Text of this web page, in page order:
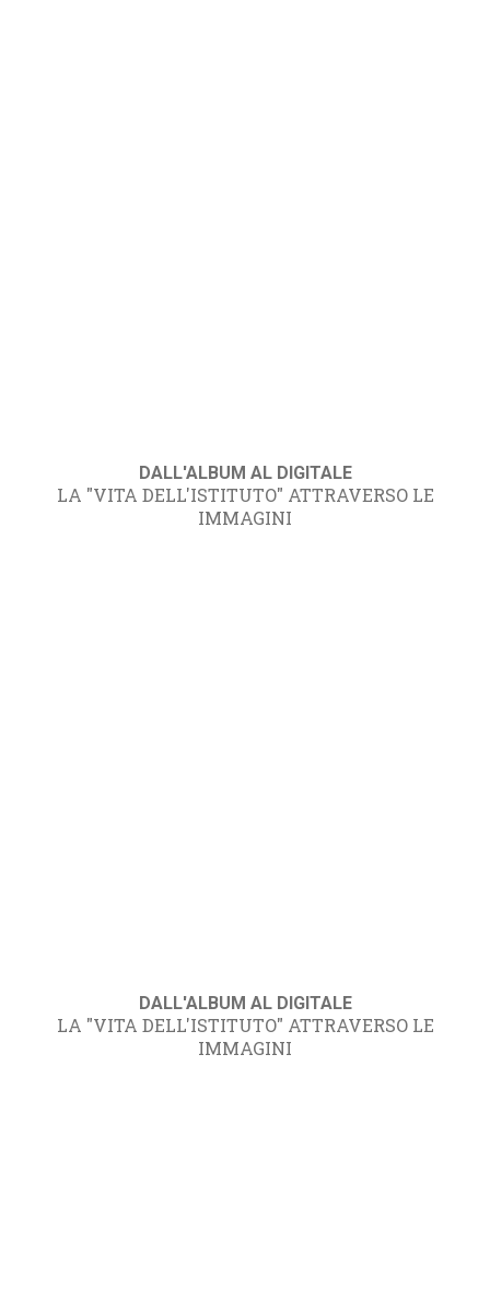
DALL'ALBUM AL DIGITALE
LA "VITA DELL'ISTITUTO" ATTRAVERSO LE
IMMAGINI
DALL'ALBUM AL DIGITALE
LA "VITA DELL'ISTITUTO" ATTRAVERSO LE
IMMAGINI